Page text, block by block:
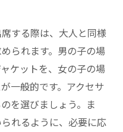
する際は、大人と同様
られます。男の子の場
ケットを、女の子の場
一般的です。アクセサ
を選びましょう。ま
れるように、必要に応